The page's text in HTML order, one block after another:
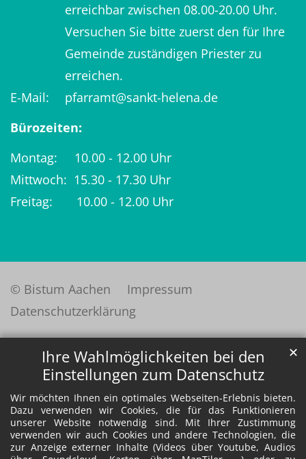
Ihre Wahlmöglichkeiten bei den
Einstellungen zum Datenschutz
Wir möchten Ihnen ein optimales Webseiten-Erlebnis bieten.
Dazu verwenden wir Cookies, die für das Funktionieren
unserer Website notwendig sind. Mit Ihrer Zustimmung
verwenden wir auch Cookies und andere Technologien, die
zur Anzeige externer Inhalte (Videos über Youtube, Audios
✕
erreichbar zwischen 08.00-20.00 Uhr.
Versuchen Sie bitte zuerst den für Ihre
Gemeinde zuständigen Priester zu
erreichen.
E-Mail:
pfarramt@sankt-helena.de
Bürozeiten:
Montag: 10.00 - 12.00 Uhr
Mittwoch: 15.30 - 17.30 Uhr
Freitag: 10.00 - 12.00 Uhr
© Bistum Aachen
Impressum
Datenschutzerklärung